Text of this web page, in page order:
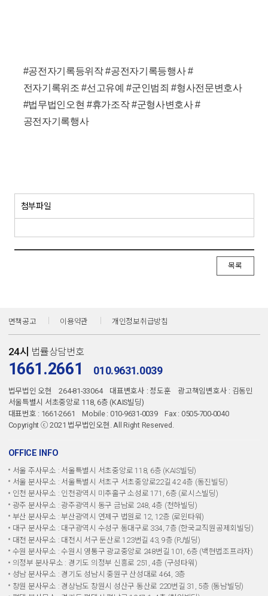
#공전자기록등위작 #공전자기록등행사 #
전자기록위조 #선고유예 #군인범죄 #형사전문변호사
#법무법인오현 #휴가조작 #군형사변호사 #
공전자기록행사
첨부파일
목록
면책공고 이용약관 개인정보취급방침
24시 법률상담번호
1661.2661 010.9631.0039
법무법인 오현 264-81-33064 대표변호사 : 정도훈
광고책임변호사 : 김동민
서울특별시 서초중앙로 118, 6층 (KAIS빌딩)
대표번호 : 1661-2661
Mobile : 010-9631-0039
Fax : 0505-700-0040
Copyright ⓒ 2021 법무법인오현. All Right Reserved.
OFFICE INFO
서울 주사무소 : 서울특별시 서초중앙로 118, 6층 (KAIS빌딩)
서울 분사무소 : 서울특별시 서초구 서초중앙로22길 42 4층 (동진빌딩)
인천 분사무소 : 인천광역시 미추홀구 소성로 171, 6층 (로시스빌딩)
광주 분사무소 : 광주광역시 동구 금남로 248, 4층 (천하빌딩)
부산 분사무소 : 부산광역시 연제구 법원로 12, 12층 (로윈타워)
대구 분사무소 : 대구광역시 수성구 동대구로 334, 7층 (한국교직원공제회빌딩)
대전 분사무소 : 대전시 서구 둔산로 123번길 43, 9층 (PJ빌딩)
수원 분사무소 : 수원시 영통구 광교중앙로 248번길 101, 6층 (백현법조프라자)
의정부 분사무소 : 경기도 의정부 신흥로 251, 4층 (구성타워)
성남 분사무소 : 경기도 성남시 중원구 산성대로 464, 3층
창원 분사무소 : 경상남도 창원시 성산구 동산로 220번길 31, 5층 (동남빌딩)